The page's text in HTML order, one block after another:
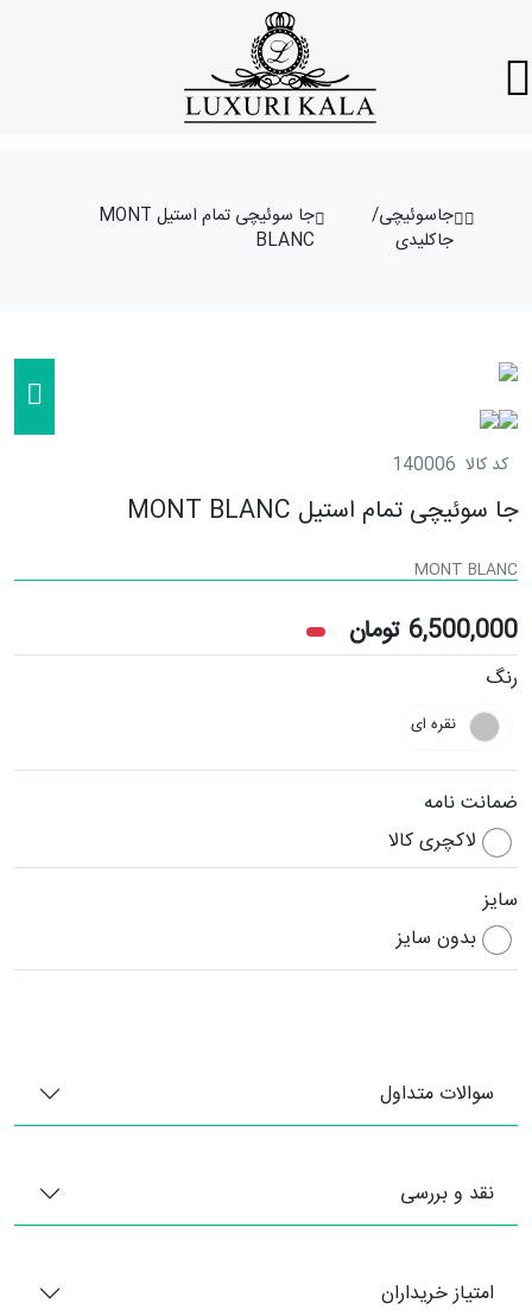
جاسوئیچی/
جاکلیدی
جا سوئیچی تمام استیل MONT
BLANC
کد کالا 140006
جا سوئیچی تمام استیل MONT BLANC
MONT BLANC
6,500,000 تومان
رنگ
نقره ای
ضمانت نامه
لاکچری کالا
سایز
بدون سایز
سوالات متداول
نقد و بررسی
امتیاز خریداران